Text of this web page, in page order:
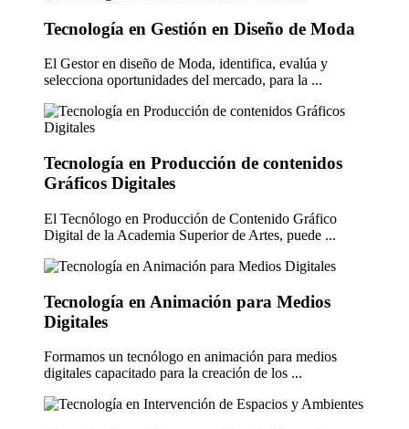
Tecnología en Gestión en Diseño de Moda
El Gestor en diseño de Moda, identifica, evalúa y
selecciona oportunidades del mercado, para la ...
Tecnología en Producción de contenidos
Gráficos Digitales
El Tecnólogo en Producción de Contenido Gráfico
Digital de la Academia Superior de Artes, puede ...
Tecnología en Animación para Medios
Digitales
Formamos un tecnólogo en animación para medios
digitales capacitado para la creación de los ...